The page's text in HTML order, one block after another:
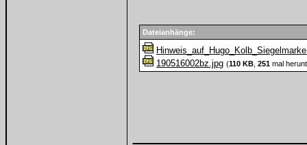
Dateianhänge:
190516002bz.jpg (110 KB 251 mal